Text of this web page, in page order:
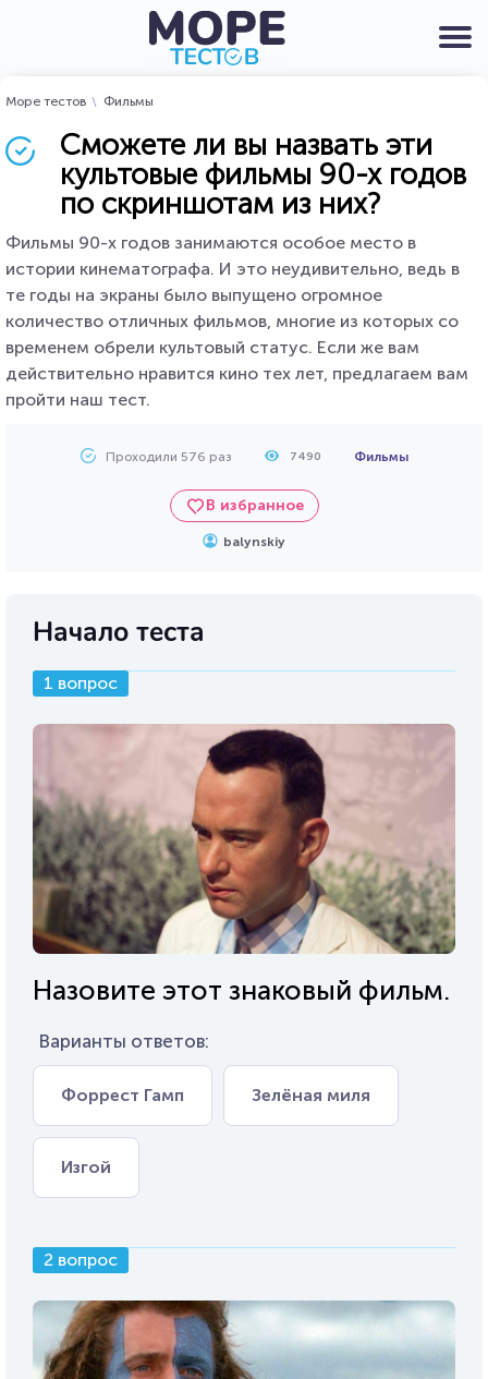
Море тестов Фильмы
Сможете ли вы назвать эти
культовые фильмы 90-х годов
по скриншотам из них?
Фильмы 90-х годов занимаются особое место в
истории кинематографа. И это неудивительно, ведь в
те годы на экраны было выпущено огромное
количество отличных фильмов, многие из которых со
временем обрели культовый статус. Если же вам
действительно нравится кино тех лет, предлагаем вам
пройти наш тест.
Проходили 576 раз 7490 Фильмы
В избранное
balynskiy
Начало теста
1 вопрос
Назовите этот знаковый фильм.
Варианты ответов:
Форрест Гамп Зелёная миля
Изгой
2 вопрос